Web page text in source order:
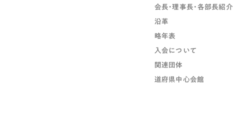
会長・理事長・各部長紹介
沿革
略年表
入会について
関連団体
道府県中心会館